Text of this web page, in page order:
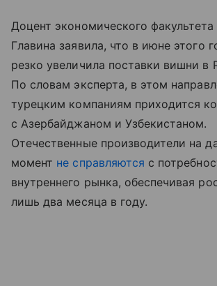
Доцент экономического
Главина заявила, что в июне этого
резко увеличила поставки вишни в
По словам эксперта, в этом
турецким компаниям приходится
с Азербайджаном и Узбекистаном.
Отечественные производители на
момент не справляются с
внутреннего рынка, обеспечивая
лишь два месяца в году.